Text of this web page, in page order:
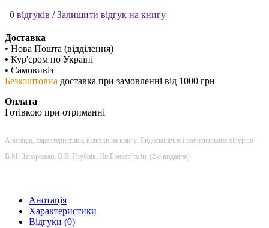
0 відгуків /Залишити відгук на книгу
Доставка
• Нова Пошта (відділення)
• Кур'єром по Україні
• Самовивіз
Безкоштовна доставка при замовленні від 1000 грн
Оплата
Готівкою при отриманні
Анотація, характеристики, відгуки на книгу: Ендоскопічна і роботизована хірургія —
В.М. Запорожан, В.В. Грубнік, Яп Боньєр та ін. (2-е видання)
Анотація
Характеристики
Відгуки (0)